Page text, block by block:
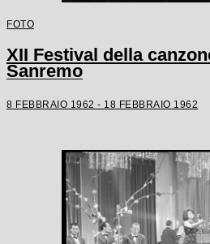
FOTO
XII Festival della
Sanremo
8 FEBBRAIO 1962 - 18 FEBBRAIO 1962